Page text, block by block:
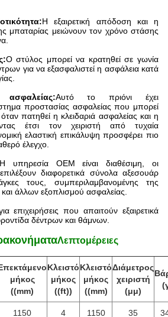
Η εξαιρετική απόδοση και η
μπαταρίας μειώνουν τον χρόνο στάσης
Ο στύλος μπορεί να κρατηθεί σε γωνία
για να εξασφαλιστεί η ασφάλεια κατά
Αυτό το πριόνι έχει
προστασίας ασφαλείας που μπορεί
πατηθεί η κλειδαριά ασφαλείας και η
έτσι τον χειριστή από τυχαία
ελαστική επικάλυψη προσφέρει πιο
έλεγχο.
Η υπηρεσία OEM είναι διαθέσιμη, οι
διαφορετικά σύνολα αξεσουάρ
τους, συμπεριλαμβανομένης της
άλλων εξοπλισμού ασφαλείας.
επιχειρήσεις που απαιτούν εξαιρετικά
δέντρων και θάμνων.
Λεπτομέρειες
μήκος
((mm)
Κλειστό
μήκος
((ft))
Κλειστό
μήκος
((mm)
Διάμετρος
χειριστή
(μμ)
1150 4 1150 35